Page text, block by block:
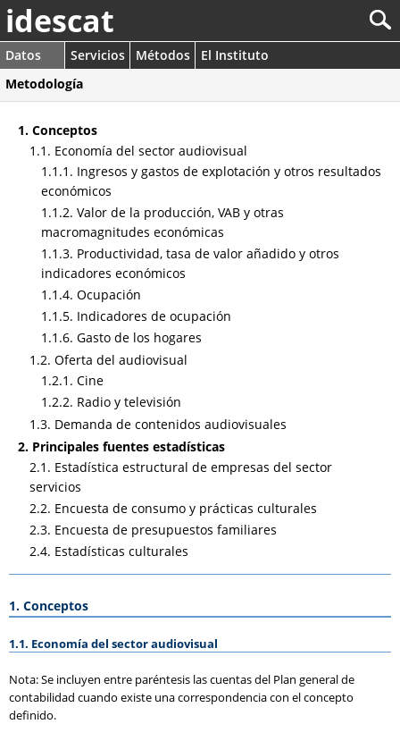
idescat
Datos Servicios Métodos
El Instituto
Metodología
1. Conceptos
1.1. Economía del sector audiovisual
1.1.1. Ingresos y gastos de explotación y otros resultados
económicos
1.1.2. Valor de la producción, VAB y otras
macromagnitudes económicas
1.1.3. Productividad, tasa de valor añadido y otros
indicadores económicos
1.1.4. Ocupación
1.1.5. Indicadores de ocupación
1.1.6. Gasto de los hogares
1.2. Oferta del audiovisual
1.2.1. Cine
1.2.2. Radio y televisión
1.3. Demanda de contenidos audiovisuales
2. Principales fuentes estadísticas
2.1. Estadística estructural de empresas del sector
servicios
2.2. Encuesta de consumo y prácticas culturales
2.3. Encuesta de presupuestos familiares
2.4. Estadísticas culturales
1. Conceptos
1.1. Economía del sector audiovisual
Nota: Se incluyen entre paréntesis las cuentas del Plan general de
contabilidad cuando existe una correspondencia con el concepto
definido.